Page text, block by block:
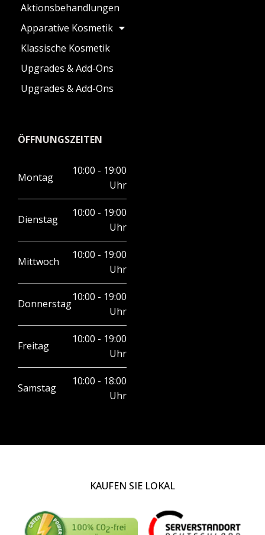
Aktionsbehandlungen
Apparative Kosmetik
Klassische Kosmetik
Upgrades & Add-Ons
Upgrades & Add-Ons
ÖFFNUNGSZEITEN
Montag
10:00 - 19:00
Uhr
Dienstag
10:00 - 19:00
Uhr
Mittwoch
10:00 - 19:00
Uhr
Donnerstag
10:00 - 19:00
Uhr
Freitag
10:00 - 19:00
Uhr
Samstag
10:00 - 18:00
Uhr
KAUFEN SIE LOKAL